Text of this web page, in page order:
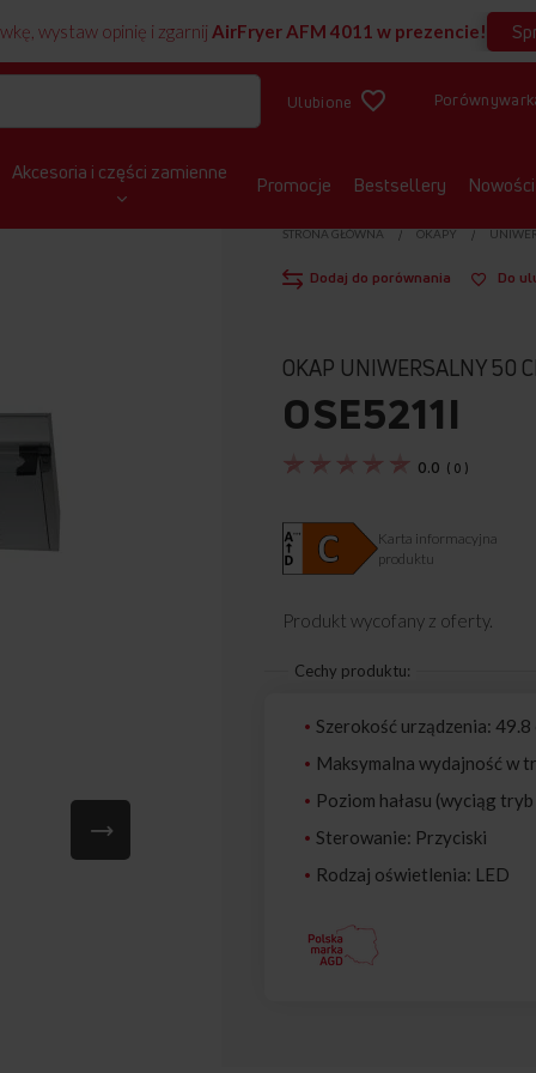
wystaw opinię i zgarnij AirFryer AFM 4011 w prezencie!
Ulubione
Akcesoria i części zamienne Promocje Bestsellery Nowości
STRONA GŁÓWNA OKAPY
Dodaj do porównania Do
OKAP UNIWERSALNY 50
OSE5211I
0.0 ( 0 )
Karta informacyjna
produktu
Produkt wycofany z oferty.
Cechy produktu:
Szerokość urządzenia: 49.8
Maksymalna wydajność w
Poziom hałasu (wyciąg
Sterowanie: Przyciski
Rodzaj oświetlenia: LED